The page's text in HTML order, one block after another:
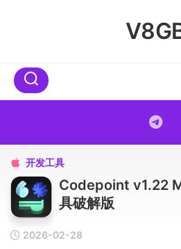
 开发工具
Codepoint v1.22
具破解版
2026-02-28